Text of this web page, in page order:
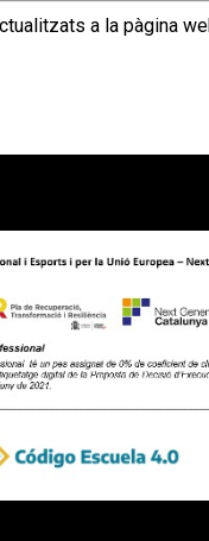
a la pàgina